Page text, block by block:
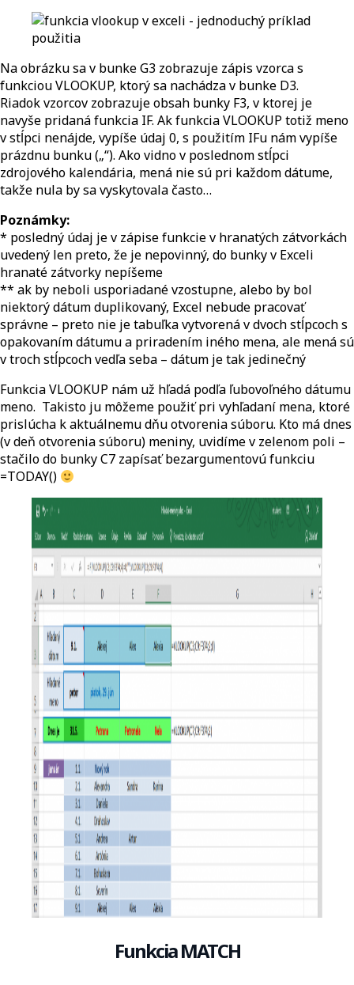
Na obrázku sa v bunke G3 zobrazuje zápis vzorca s
funkciou VLOOKUP, ktorý sa nachádza v bunke D3.
Riadok vzorcov zobrazuje obsah bunky F3, v ktorej je
navyše pridaná funkcia IF. Ak funkcia VLOOKUP totiž meno
v stĺpci nenájde, vypíše údaj 0, s použitím IFu nám vypíše
prázdnu bunku („“). Ako vidno v poslednom stĺpci
zdrojového kalendária, mená nie sú pri každom dátume,
takže nula by sa vyskytovala často…
Poznámky:
* posledný údaj je v zápise funkcie v hranatých zátvorkách
uvedený len preto, že je nepovinný, do bunky v Exceli
hranaté zátvorky nepíšeme
** ak by neboli usporiadané vzostupne, alebo by bol
niektorý dátum duplikovaný, Excel nebude pracovať
správne – preto nie je tabuľka vytvorená v dvoch stĺpcoch s
opakovaním dátumu a priradením iného mena, ale mená sú
v troch stĺpcoch vedľa seba – dátum je tak jedinečný
Funkcia VLOOKUP nám už hľadá podľa ľubovoľného dátumu
meno. Takisto ju môžeme použiť pri vyhľadaní mena, ktoré
prislúcha k aktuálnemu dňu otvorenia súboru. Kto má dnes
(v deň otvorenia súboru) meniny, uvidíme v zelenom poli –
stačilo do bunky C7 zapísať bezargumentovú funkciu
=TODAY()
Funkcia MATCH